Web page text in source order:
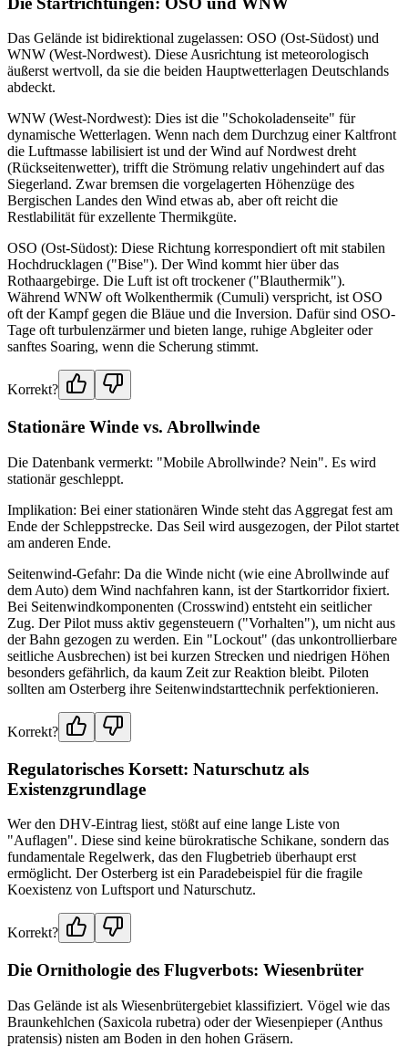
Das Gelände ist bidirektional zugelassen: OSO (Ost-Südost) und
WNW (West-Nordwest). Diese Ausrichtung ist meteorologisch
äußerst wertvoll, da sie die beiden Hauptwetterlagen Deutschlands
abdeckt.
WNW (West-Nordwest): Dies ist die "Schokoladenseite" für
dynamische Wetterlagen. Wenn nach dem Durchzug einer Kaltfront
die Luftmasse labilisiert ist und der Wind auf Nordwest dreht
(Rückseitenwetter), trifft die Strömung relativ ungehindert auf das
Siegerland. Zwar bremsen die vorgelagerten Höhenzüge des
Bergischen Landes den Wind etwas ab, aber oft reicht die
Restlabilität für exzellente Thermikgüte.
OSO (Ost-Südost): Diese Richtung korrespondiert oft mit stabilen
Hochdrucklagen ("Bise"). Der Wind kommt hier über das
Rothaargebirge. Die Luft ist oft trockener ("Blauthermik").
Während WNW oft Wolkenthermik (Cumuli) verspricht, ist OSO
oft der Kampf gegen die Bläue und die Inversion. Dafür sind OSO-
Tage oft turbulenzärmer und bieten lange, ruhige Abgleiter oder
sanftes Soaring, wenn die Scherung stimmt.
Korrekt?
Stationäre Winde vs. Abrollwinde
Die Datenbank vermerkt: "Mobile Abrollwinde? Nein". Es wird
stationär geschleppt.
Implikation: Bei einer stationären Winde steht das Aggregat fest am
Ende der Schleppstrecke. Das Seil wird ausgezogen, der Pilot startet
am anderen Ende.
Seitenwind-Gefahr: Da die Winde nicht (wie eine Abrollwinde auf
dem Auto) dem Wind nachfahren kann, ist der Startkorridor fixiert.
Bei Seitenwindkomponenten (Crosswind) entsteht ein seitlicher
Zug. Der Pilot muss aktiv gegensteuern ("Vorhalten"), um nicht aus
der Bahn gezogen zu werden. Ein "Lockout" (das unkontrollierbare
seitliche Ausbrechen) ist bei kurzen Strecken und niedrigen Höhen
besonders gefährlich, da kaum Zeit zur Reaktion bleibt. Piloten
sollten am Osterberg ihre Seitenwindstarttechnik perfektionieren.
Korrekt?
Regulatorisches Korsett: Naturschutz als
Existenzgrundlage
Wer den DHV-Eintrag liest, stößt auf eine lange Liste von
"Auflagen". Diese sind keine bürokratische Schikane, sondern das
fundamentale Regelwerk, das den Flugbetrieb überhaupt erst
ermöglicht. Der Osterberg ist ein Paradebeispiel für die fragile
Koexistenz von Luftsport und Naturschutz.
Korrekt?
Die Ornithologie des Flugverbots: Wiesenbrüter
Das Gelände ist als Wiesenbrütergebiet klassifiziert. Vögel wie das
Braunkehlchen (Saxicola rubetra) oder der Wiesenpieper (Anthus
pratensis) nisten am Boden in den hohen Gräsern.